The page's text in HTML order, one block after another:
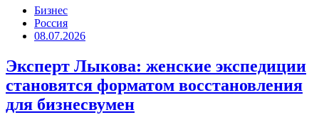
Бизнес
Россия
08.07.2026
Эксперт Лыкова: женские экспедиции
становятся форматом восстановления
для бизнесвумен